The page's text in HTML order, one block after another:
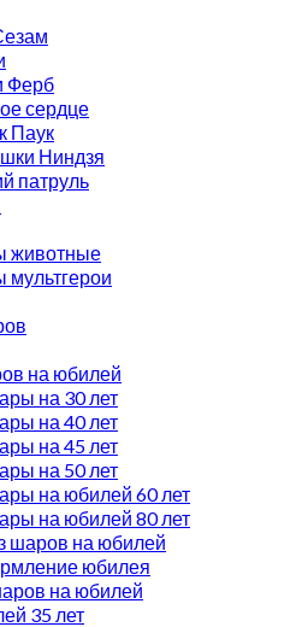
Ферб
сердце
Паук
Ниндзя
патруль
животные
на юбилей
на 30 лет
на 40 лет
на 45 лет
на 50 лет
на юбилей 60 лет
на юбилей 80 лет
шаров на юбилей
юбилея
на юбилей
35 лет